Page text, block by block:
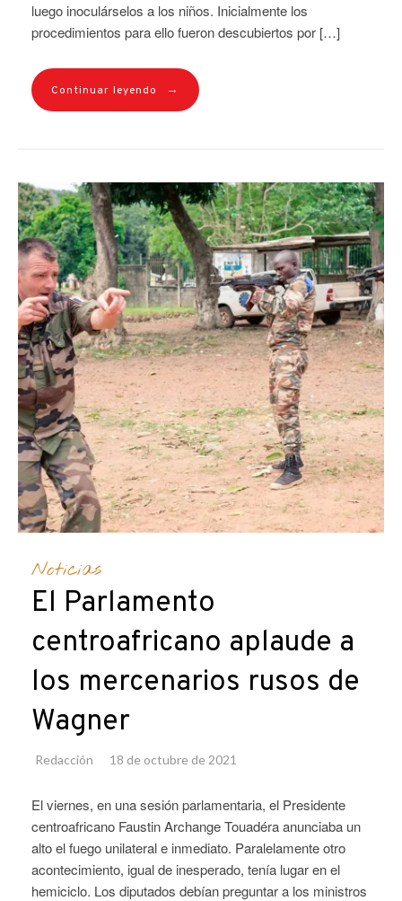
luego inoculárselos a los niños. Inicialmente los
procedimientos para ello fueron descubiertos por […]
Continuar leyendo →
Noticias
El Parlamento
centroafricano aplaude a
los mercenarios rusos de
Wagner
Redacción 18 de octubre de 2021
El viernes, en una sesión parlamentaria, el Presidente
centroafricano Faustin Archange Touadéra anunciaba un
alto el fuego unilateral e inmediato. Paralelamente otro
acontecimiento, igual de inesperado, tenía lugar en el
hemiciclo. Los diputados debían preguntar a los ministros